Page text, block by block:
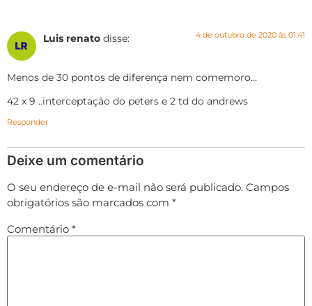
Luis renato disse: 4 de outubro de 2020 às 01:41
Menos de 30 pontos de diferença nem comemoro…
42 x 9 ..interceptação do peters e 2 td do andrews
Responder
Deixe um comentário
O seu endereço de e-mail não será publicado. Campos
obrigatórios são marcados com *
Comentário *